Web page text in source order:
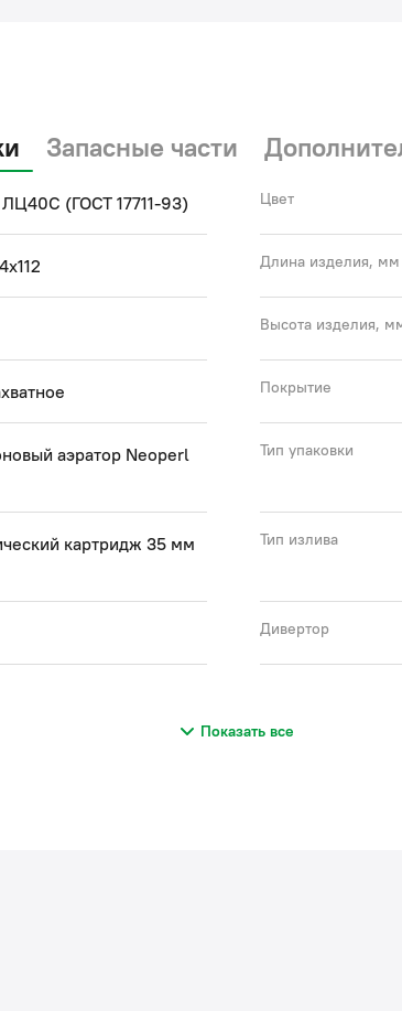
Запасные части
(ГОСТ 17711-93) Цвет
Длина изделия, мм
Высота изделия,
Покрытие
аэратор Neoperl
Тип упаковки
картридж 35 мм Тип излива
Дивертор
Показать все